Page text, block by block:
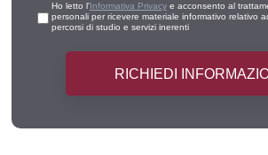
Ho letto l'Informativa Privacye acconsento al
personali per ricevere materiale informativo relativo
percorsi di studio e servizi inerenti